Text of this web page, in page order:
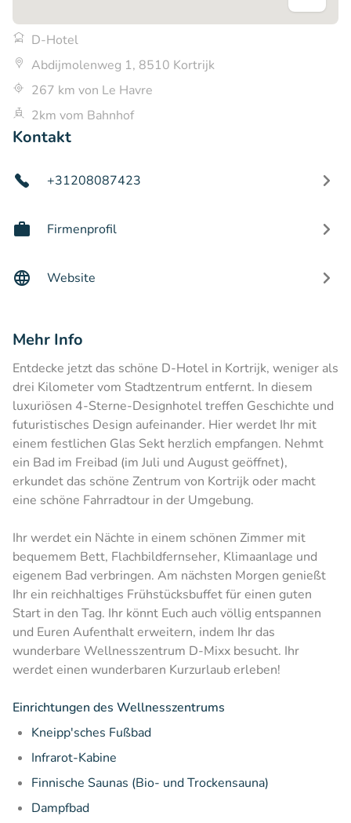
D-Hotel
Abdijmolenweg 1, 8510 Kortrijk
267 km von Le Havre
2km vom Bahnhof
Kontakt
+31208087423
Firmenprofil
Website
Mehr Info
Entdecke jetzt das schöne D-Hotel in Kortrijk, weniger als
drei Kilometer vom Stadtzentrum entfernt. In diesem
luxuriösen 4-Sterne-Designhotel treffen Geschichte und
futuristisches Design aufeinander. Hier werdet Ihr mit
einem festlichen Glas Sekt herzlich empfangen. Nehmt
ein Bad im Freibad (im Juli und August geöffnet),
erkundet das schöne Zentrum von Kortrijk oder macht
eine schöne Fahrradtour in der Umgebung.
Ihr werdet ein Nächte in einem schönen Zimmer mit
bequemem Bett, Flachbildfernseher, Klimaanlage und
eigenem Bad verbringen. Am nächsten Morgen genießt
Ihr ein reichhaltiges Frühstücksbuffet für einen guten
Start in den Tag. Ihr könnt Euch auch völlig entspannen
und Euren Aufenthalt erweitern, indem Ihr das
wunderbare Wellnesszentrum D-Mixx besucht. Ihr
werdet einen wunderbaren Kurzurlaub erleben!
Einrichtungen des Wellnesszentrums
Kneipp'sches Fußbad
Infrarot-Kabine
Finnische Saunas (Bio- und Trockensauna)
Dampfbad